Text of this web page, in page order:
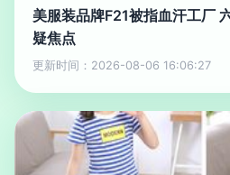
美服装品牌F21被指血汗工厂
疑焦点
更新时间：2026-08-06 16:06:27